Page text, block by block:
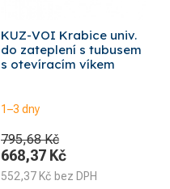
KUZ-VOI Krabice univ.
do zateplení s tubusem
s otevíracím víkem
1–3 dny
795,68 Kč
668,37 Kč
552,37 Kč bez DPH